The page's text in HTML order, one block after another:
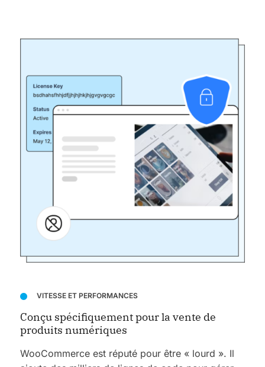
VITESSE ET PERFORMANCES
Conçu spécifiquement pour la vente de
produits numériques
WooCommerce est réputé pour être « lourd ». Il